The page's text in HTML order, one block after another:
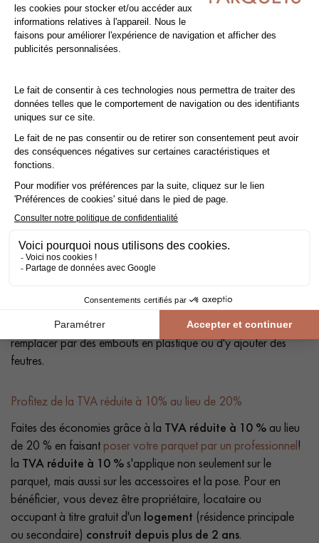
Nettoyage et entretien des sols PVC
Balayez régulièrement le sol pour éviter que la saleté ne
un aspirateur ou une serpillière légèrement humide. En cas de
besoin, nettoyez votre sol avec une solution d’eau claire et un
détergent doux ou un produit adapté pour sols. Rincez
abondamment et retirez l’excédent d’eau.
N.B.:Le sol peut devenir glissant lorsqu'il est humide. Les
rapidement. Évitez l’utilisation d’acétone et de solvants chlorés
(par exemple : trichloréthylène). N’utilisez jamais de cires ni de
Les embouts en caoutchouc des chaises et meubles peuvent
laisser des taches sur vos sols. Il est recommandé de les
remplacer par des embouts en plastique ou d'y ajouter des
feutres.
Profitez de la TVA réduite à 10% au lieu de 20%
Faites des économies grâce à la TVA réduite à 10 % au lieu
de 20 % en faisant poser votre parquet par un professionnel!
la TVA réduite à 10 %s'applique non seulement sur le
parquet, mais aussi sur les accessoires et la pose. Pour en
bénéficier, vous devez être propriétaire, locataire ou
occupant à titre gratuit d'un logement (résidence principale
ou secondaire) construit depuis plus de 2 ans.